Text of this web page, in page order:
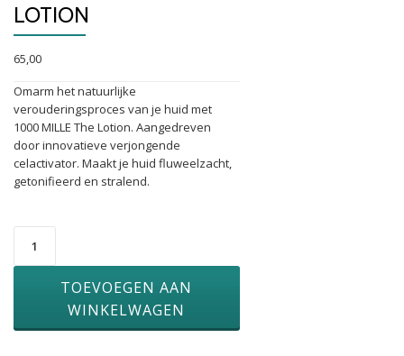
LOTION
65,00
Omarm het natuurlijke
verouderingsproces van je huid met
1000 MILLE The Lotion. Aangedreven
door innovatieve verjongende
celactivator. Maakt je huid fluweelzacht,
getonifieerd en stralend.
Mille
The
TOEVOEGEN AAN
WINKELWAGEN